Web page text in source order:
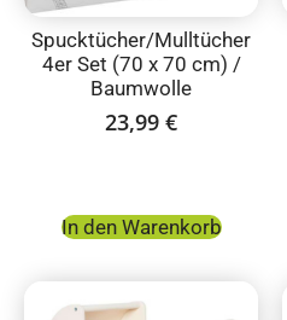
Spucktücher/Mulltücher
4er Set (70 x 70 cm) /
Baumwolle
23,99 €
In den Warenkorb